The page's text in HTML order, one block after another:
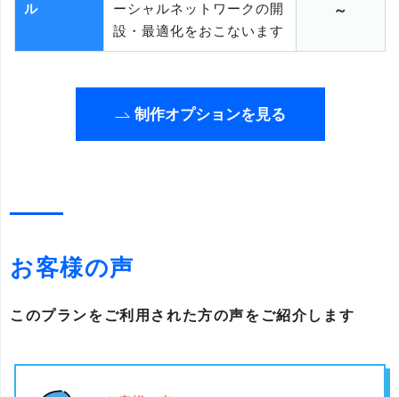
ル
ーシャルネットワークの開
設・最適化をおこないます
～
制作オプションを見る
お客様の声
このプランをご利用された方の声をご紹介します